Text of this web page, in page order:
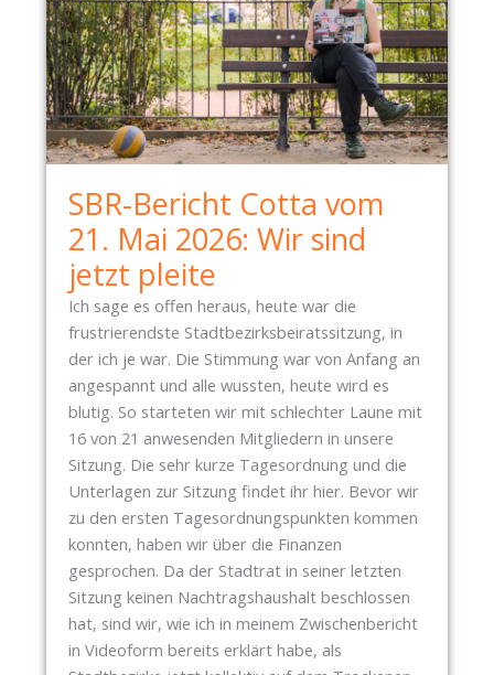
S
C
H
E
N
1
6
.
0
6
2
0
2
6
–
V
O
N
L
E
E
R
E
N
SBR-Bericht Cotta vom
21. Mai 2026: Wir sind
jetzt pleite
Ich sage es offen heraus, heute war die
frustrierendste Stadtbezirksbeiratssitzung, in
der ich je war. Die Stimmung war von Anfang an
angespannt und alle wussten, heute wird es
blutig. So starteten wir mit schlechter Laune mit
16 von 21 anwesenden Mitgliedern in unsere
Sitzung. Die sehr kurze Tagesordnung und die
Unterlagen zur Sitzung findet ihr hier. Bevor wir
zu den ersten Tagesordnungspunkten kommen
konnten, haben wir über die Finanzen
gesprochen. Da der Stadtrat in seiner letzten
Sitzung keinen Nachtragshaushalt beschlossen
hat, sind wir, wie ich in meinem Zwischenbericht
in Videoform bereits erklärt habe, als